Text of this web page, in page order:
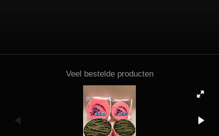
Veel bestelde producten